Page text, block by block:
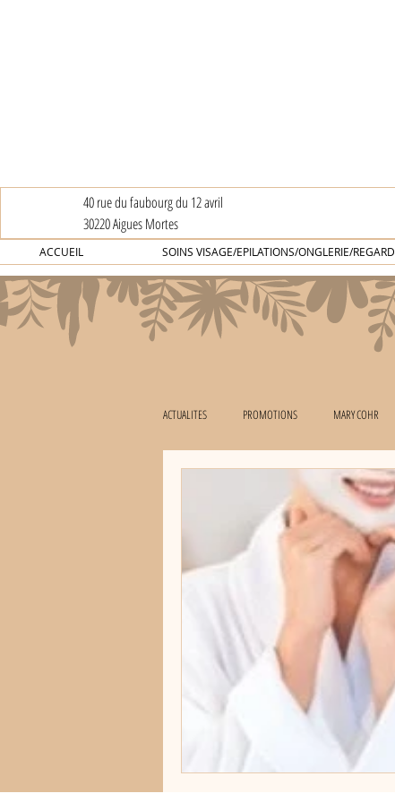
40 rue du faubourg du 12 avril
30220 Aigues Mortes
ACCUEIL SOINS VISAGE/EPILATIONS/ONGLERIE/REGARD
ACTUALITES PROMOTIONS MARY COHR